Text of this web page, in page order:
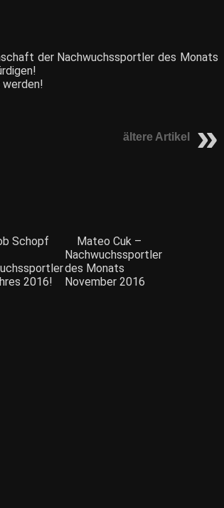
der Nachwuchssportler des Monats
ältere Artikel
Schopf
2016!
Mateo Cuk –
Nachwuchssportler
des Monats
November 2016